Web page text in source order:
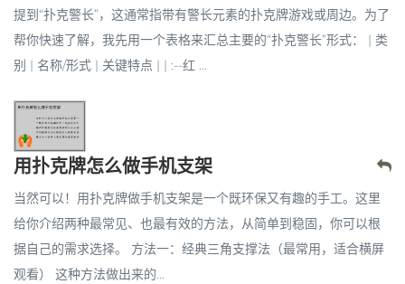
提到“扑克警长”，这通常指带有警长元素的扑克牌游戏或周边。为了
帮你快速了解，我先用一个表格来汇总主要的“扑克警长”形式： | 类
别 | 名称/形式 | 关键特点 | | :--红 ...
用扑克牌怎么做手机支架
当然可以！用扑克牌做手机支架是一个既环保又有趣的手工。这里
给你介绍两种最常见、也最有效的方法，从简单到稳固，你可以根
据自己的需求选择。 方法一：经典三角支撑法（最常用，适合横屏
观看） 这种方法做出来的...